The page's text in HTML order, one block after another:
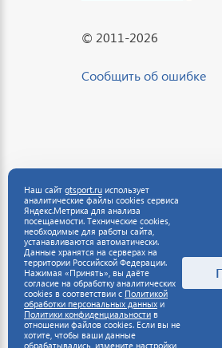
© 2011-2026
Сообщить об ошибке
Наш сайт gtsport.ru использует
аналитические файлы cookies сервиса
Яндекс.Метрика для анализа
посещаемости. Технические cookies,
необходимые для работы сайта,
устанавливаются автоматически.
Данные хранятся на серверах на
территории Российской Федерации.
Нажимая «Принять», вы даёте
согласие на обработку аналитических
cookies в соответствии с Политикой
обработки персональных данных и
Политики конфиденциальности в
отношении файлов cookies. Если вы не
хотите, чтобы ваши данные
обрабатывались, измените настройки